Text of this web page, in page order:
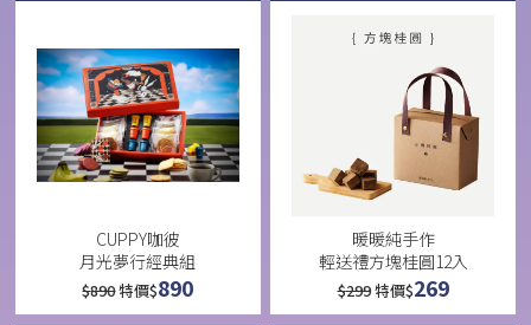
CUPPY咖彼
月光夢行經典組
$890特價$890
暖暖純手作
輕送禮方塊桂圓12入
$299特價$269